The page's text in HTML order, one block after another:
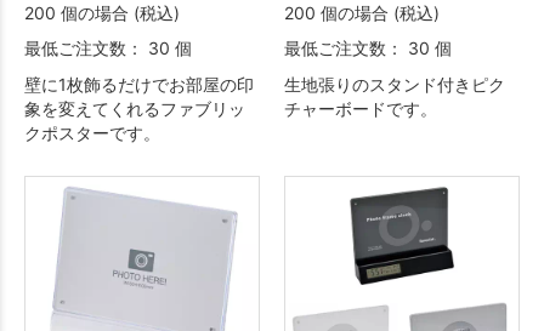
200 個の場合 (税込)
最低ご注文数： 30 個
壁に1枚飾るだけでお部屋の印
象を変えてくれるファブリッ
クポスターです。
200 個の場合 (税込)
最低ご注文数： 30 個
生地張りのスタンド付きピク
チャーボードです。